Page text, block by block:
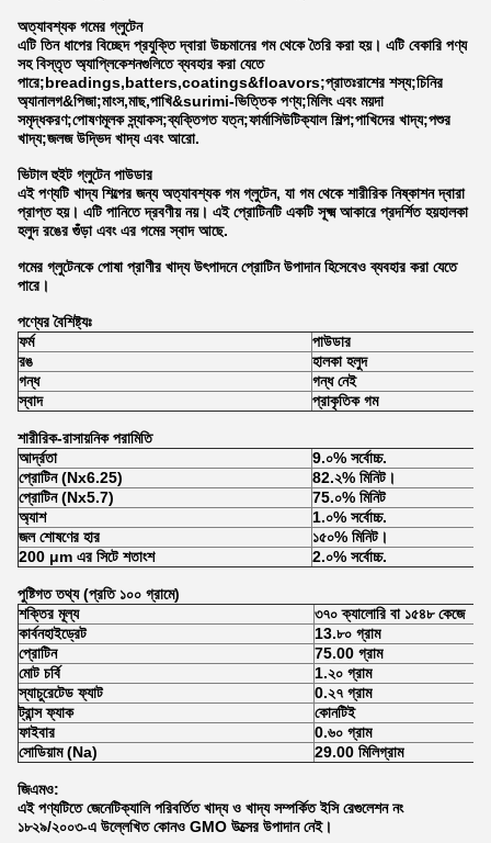
অত্যাবশ্যক গমের গ্লুটেন
এটি তিন ধাপের বিচ্ছেদ প্রযুক্তি দ্বারা উচ্চমানের গম থেকে তৈরি করা হয়। এটি বেকারি পণ্য
সহ বিস্তৃত অ্যাপ্লিকেশনগুলিতে ব্যবহার করা যেতে
পারে;breadings,batters,coatings&floavors;প্রাতঃরাশের শস্য;চিনির
অ্যানালগ&পিজা;মাংস,মাছ,পাখি&surimi-ভিত্তিক পণ্য;মিলিং এবং ময়দা
সমৃদ্ধকরণ;পোষণমূলক স্ন্যাকস;ব্যক্তিগত যত্ন;ফার্মাসিউটিক্যাল শিল্প;পাখিদের খাদ্য;পশুর
খাদ্য;জলজ উদ্ভিদ খাদ্য এবং আরো.
ভিটাল হুইট গ্লুটেন পাউডার
এই পণ্যটি খাদ্য শিল্পের জন্য অত্যাবশ্যক গম গ্লুটেন, যা গম থেকে শারীরিক নিষ্কাশন দ্বারা
প্রাপ্ত হয়। এটি পানিতে দ্রবণীয় নয়। এই প্রোটিনটি একটি সূক্ষ্ম আকারে প্রদর্শিত হয়হালকা
হলুদ রঙের গুঁড়া এবং এর গমের স্বাদ আছে.
গমের গ্লুটেনকে পোষা প্রাণীর খাদ্য উৎপাদনে প্রোটিন উপাদান হিসেবেও ব্যবহার করা যেতে
পারে।
পণ্যের বৈশিষ্ট্যঃ
ফর্ম
পাউডার
রঙ
হালকা হলুদ
গন্ধ
গন্ধ নেই
স্বাদ
প্রাকৃতিক গম
শারীরিক-রাসায়নিক পরামিতি
আর্দ্রতা
9.০% সর্বোচ্চ.
প্রোটিন (Nx6.25)
82.২% মিনিট।
প্রোটিন (Nx5.7)
75.০% মিনিট
অ্যাশ
1.০% সর্বোচ্চ.
জল শোষণের হার
১৫০% মিনিট।
200 μm এর সিটে শতাংশ
2.০% সর্বোচ্চ.
পুষ্টিগত তথ্য (প্রতি ১০০ গ্রামে)
শক্তির মূল্য
৩৭০ ক্যালোরি বা ১৫৪৮ কেজে
কার্বনহাইড্রেট
13.৮০ গ্রাম
প্রোটিন
75.00 গ্রাম
মোট চর্বি
1.২০ গ্রাম
স্যাচুরেটেড ফ্যাট
0.২৭ গ্রাম
ট্রান্স ফ্যাক
কোনটিই
ফাইবার
0.৬০ গ্রাম
সোডিয়াম (Na)
29.00 মিলিগ্রাম
জিএমও:
এই পণ্যটিতে জেনেটিক্যালি পরিবর্তিত খাদ্য ও খাদ্য সম্পর্কিত ইসি রেগুলেশন নং
১৮২৯/২০০৩-এ উল্লেখিত কোনও GMO উত্সের উপাদান নেই।